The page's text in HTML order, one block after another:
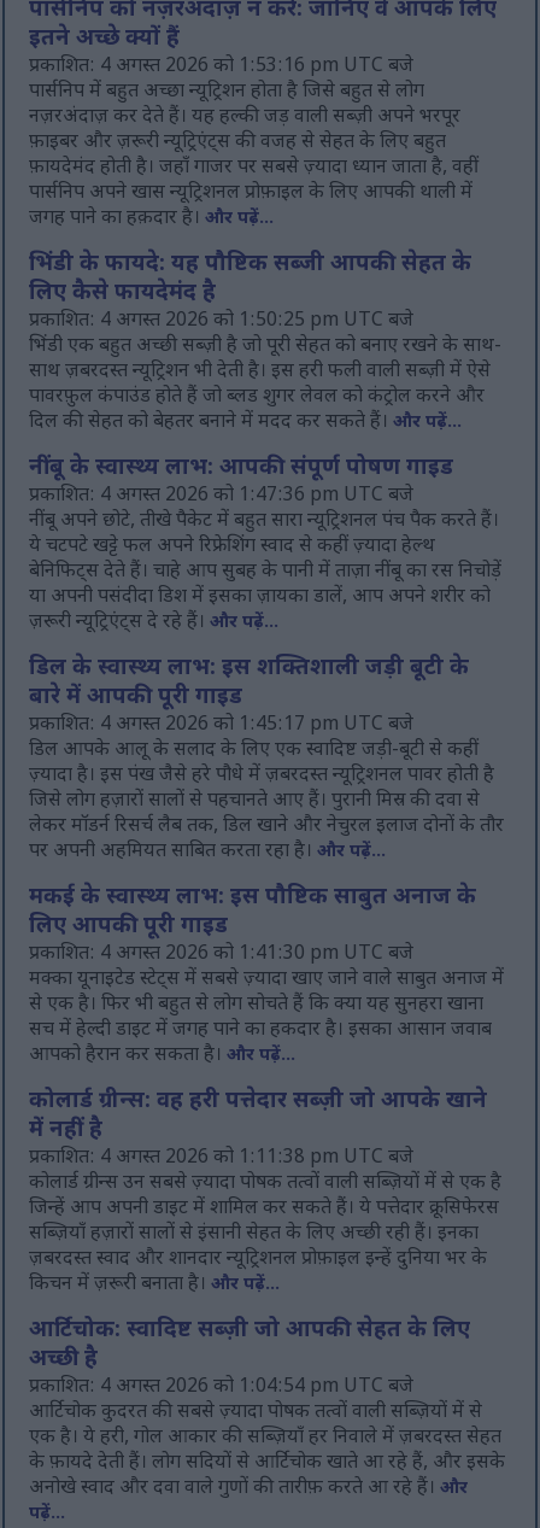
पार्सनिप को नज़रअंदाज़ न करें: जानिए वे आपके लिए
इतने अच्छे क्यों हैं
प्रकाशित: 4 अगस्त 2026 को 1:53:16 pm UTC बजे
पार्सनिप में बहुत अच्छा न्यूट्रिशन होता है जिसे बहुत से लोग
नज़रअंदाज़ कर देते हैं। यह हल्की जड़ वाली सब्ज़ी अपने भरपूर
फ़ाइबर और ज़रूरी न्यूट्रिएंट्स की वजह से सेहत के लिए बहुत
फ़ायदेमंद होती है। जहाँ गाजर पर सबसे ज़्यादा ध्यान जाता है, वहीं
पार्सनिप अपने खास न्यूट्रिशनल प्रोफ़ाइल के लिए आपकी थाली में
जगह पाने का हक़दार है।और पढ़ें...
भिंडी के फायदे: यह पौष्टिक सब्जी आपकी सेहत के
लिए कैसे फायदेमंद है
प्रकाशित: 4 अगस्त 2026 को 1:50:25 pm UTC बजे
भिंडी एक बहुत अच्छी सब्ज़ी है जो पूरी सेहत को बनाए रखने के साथ-
साथ ज़बरदस्त न्यूट्रिशन भी देती है। इस हरी फली वाली सब्ज़ी में ऐसे
पावरफ़ुल कंपाउंड होते हैं जो ब्लड शुगर लेवल को कंट्रोल करने और
दिल की सेहत को बेहतर बनाने में मदद कर सकते हैं।और पढ़ें...
नींबू के स्वास्थ्य लाभ: आपकी संपूर्ण पोषण गाइड
प्रकाशित: 4 अगस्त 2026 को 1:47:36 pm UTC बजे
नींबू अपने छोटे, तीखे पैकेट में बहुत सारा न्यूट्रिशनल पंच पैक करते हैं।
ये चटपटे खट्टे फल अपने रिफ्रेशिंग स्वाद से कहीं ज़्यादा हेल्थ
बेनिफिट्स देते हैं। चाहे आप सुबह के पानी में ताज़ा नींबू का रस निचोड़ें
या अपनी पसंदीदा डिश में इसका ज़ायका डालें, आप अपने शरीर को
ज़रूरी न्यूट्रिएंट्स दे रहे हैं।और पढ़ें...
डिल के स्वास्थ्य लाभ: इस शक्तिशाली जड़ी बूटी के
बारे में आपकी पूरी गाइड
प्रकाशित: 4 अगस्त 2026 को 1:45:17 pm UTC बजे
डिल आपके आलू के सलाद के लिए एक स्वादिष्ट जड़ी-बूटी से कहीं
ज़्यादा है। इस पंख जैसे हरे पौधे में ज़बरदस्त न्यूट्रिशनल पावर होती है
जिसे लोग हज़ारों सालों से पहचानते आए हैं। पुरानी मिस्र की दवा से
लेकर मॉडर्न रिसर्च लैब तक, डिल खाने और नेचुरल इलाज दोनों के तौर
पर अपनी अहमियत साबित करता रहा है।और पढ़ें...
मकई के स्वास्थ्य लाभ: इस पौष्टिक साबुत अनाज के
लिए आपकी पूरी गाइड
प्रकाशित: 4 अगस्त 2026 को 1:41:30 pm UTC बजे
मक्का यूनाइटेड स्टेट्स में सबसे ज़्यादा खाए जाने वाले साबुत अनाज में
से एक है। फिर भी बहुत से लोग सोचते हैं कि क्या यह सुनहरा खाना
सच में हेल्दी डाइट में जगह पाने का हकदार है। इसका आसान जवाब
आपको हैरान कर सकता है।और पढ़ें...
कोलार्ड ग्रीन्स: वह हरी पत्तेदार सब्ज़ी जो आपके खाने
में नहीं है
प्रकाशित: 4 अगस्त 2026 को 1:11:38 pm UTC बजे
कोलार्ड ग्रीन्स उन सबसे ज़्यादा पोषक तत्वों वाली सब्ज़ियों में से एक है
जिन्हें आप अपनी डाइट में शामिल कर सकते हैं। ये पत्तेदार क्रूसिफेरस
सब्ज़ियाँ हज़ारों सालों से इंसानी सेहत के लिए अच्छी रही हैं। इनका
ज़बरदस्त स्वाद और शानदार न्यूट्रिशनल प्रोफ़ाइल इन्हें दुनिया भर के
किचन में ज़रूरी बनाता है।और पढ़ें...
आर्टिचोक: स्वादिष्ट सब्ज़ी जो आपकी सेहत के लिए
अच्छी है
प्रकाशित: 4 अगस्त 2026 को 1:04:54 pm UTC बजे
आर्टिचोक कुदरत की सबसे ज़्यादा पोषक तत्वों वाली सब्ज़ियों में से
एक है। ये हरी, गोल आकार की सब्ज़ियाँ हर निवाले में ज़बरदस्त सेहत
के फ़ायदे देती हैं। लोग सदियों से आर्टिचोक खाते आ रहे हैं, और इसके
अनोखे स्वाद और दवा वाले गुणों की तारीफ़ करते आ रहे हैं।और
पढ़ें...